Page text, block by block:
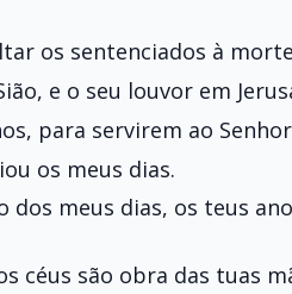
os sentenciados à
e o seu louvor em
para servirem ao
os meus dias.
dos meus dias, os teus
céus são obra das tuas